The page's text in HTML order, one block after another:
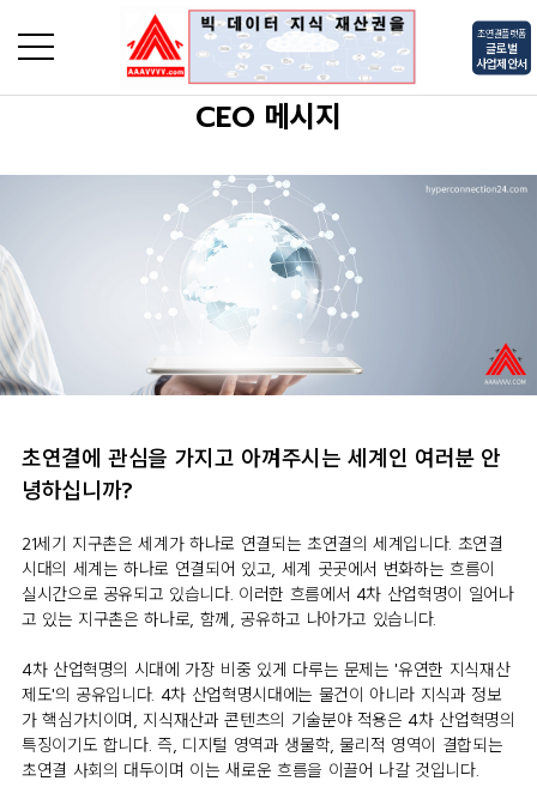
초연결플랫폼
글로벌
사업제안서
CEO 메시지
초연결에 관심을 가지고 아껴주시는 세계인 여러분 안
녕하십니까?
21세기 지구촌은 세계가 하나로 연결되는 초연결의 세계입니다. 초연결
시대의 세계는 하나로 연결되어 있고, 세계 곳곳에서 변화하는 흐름이
실시간으로 공유되고 있습니다. 이러한 흐름에서 4차 산업혁명이 일어나
고 있는 지구촌은 하나로, 함께, 공유하고 나아가고 있습니다.
4차 산업혁명의 시대에 가장 비중 있게 다루는 문제는 '유연한 지식재산
제도'의 공유입니다. 4차 산업혁명시대에는 물건이 아니라 지식과 정보
가 핵심가치이며, 지식재산과 콘텐츠의 기술분야 적용은 4차 산업혁명의
특징이기도 합니다. 즉, 디지털 영역과 생물학, 물리적 영역이 결합되는
초연결 사회의 대두이며 이는 새로운 흐름을 이끌어 나갈 것입니다.